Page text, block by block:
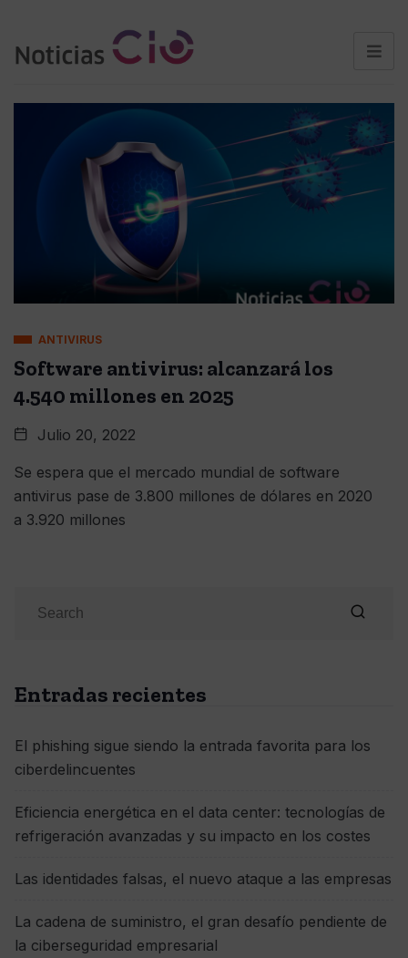
ANTIVIRUS
Software antivirus: alcanzará los
4.540 millones en 2025
Julio 20, 2022
Se espera que el mercado mundial de software
antivirus pase de 3.800 millones de dólares en 2020
a 3.920 millones
Entradas recientes
El phishing sigue siendo la entrada favorita para los
ciberdelincuentes
Eficiencia energética en el data center: tecnologías de
refrigeración avanzadas y su impacto en los costes
Las identidades falsas, el nuevo ataque a las empresas
La cadena de suministro, el gran desafío pendiente de
la ciberseguridad empresarial